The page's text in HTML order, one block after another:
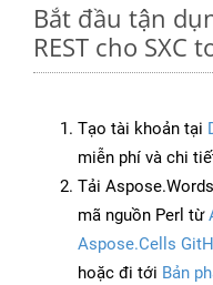
Bắt đầu tận
REST cho SXC
Tạo tài khoản tại
miễn phí và chi
Tải
mã nguồn Perl từ
Aspose.Cells
hoặc đi tới Bản